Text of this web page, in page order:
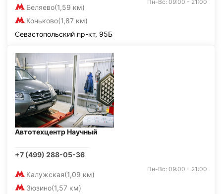
Беляево(1,59 км)
Коньково(1,87 км)
Пн-Вс: 09:00 - 21:00
Севастопольский пр-кт, 95Б
Автотехцентр Научный
+7 (499) 288-05-36
Калужская(1,09 км)
Зюзино(1,57 км)
Пн-Вс: 09:00 - 21:00